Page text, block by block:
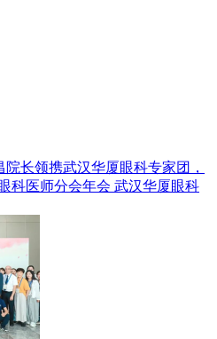
长领携武汉华厦眼科专家团，
科医师分会年会 武汉华厦眼科